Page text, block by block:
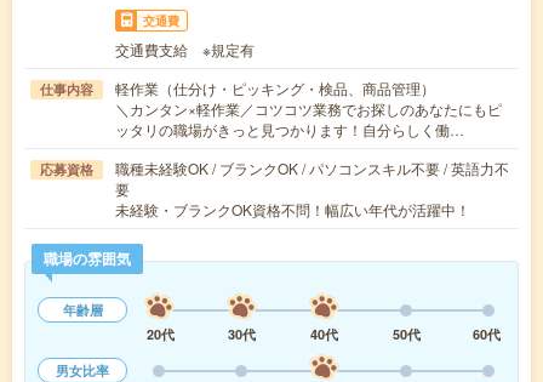
交通費
交通費支給 ※規定有
仕事内容
軽作業（仕分け・ピッキング・検品、商品管理）
＼カンタン×軽作業／コツコツ業務でお探しのあなたにもピ
ッタリの職場がきっと見つかります！自分らしく働…
応募資格
職種未経験OK / ブランクOK / パソコンスキル不要 / 英語力不
要
未経験・ブランクOK資格不問！幅広い年代が活躍中！
職場の雰囲気
年齢層
20代
30代 40代 50代
60代
男女比率